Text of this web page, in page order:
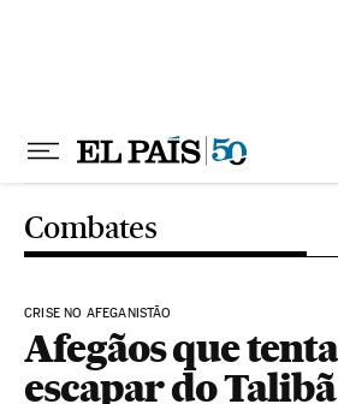
Combates
CRISE NO AFEGANISTÃO
Afegãos que
escapar do